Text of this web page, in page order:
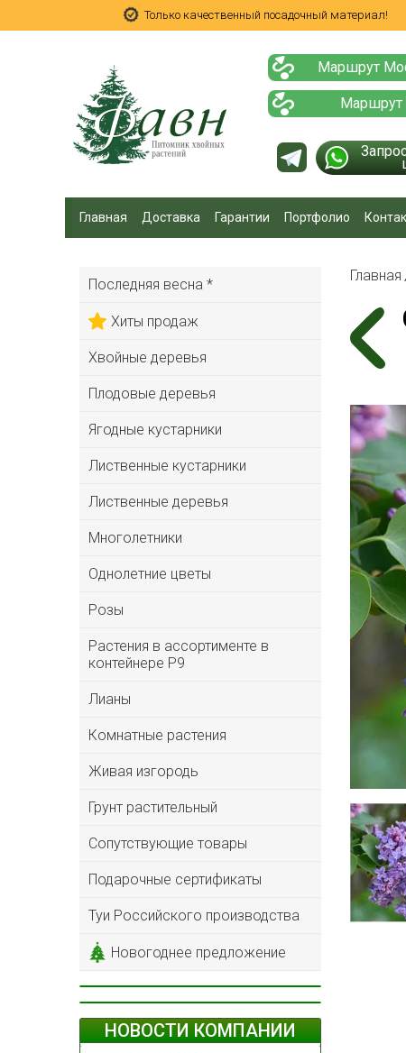
Только качественный посадочный материал!
Маршрут
Маршрут
Главная Доставка Гарантии Портфолио
Последняя весна *
Хиты продаж
Хвойные деревья
Плодовые деревья
Ягодные кустарники
Лиственные кустарники
Лиственные деревья
Многолетники
Однолетние цветы
Розы
Растения в ассортименте в
контейнере P9
Лианы
Комнатные растения
Живая изгородь
Грунт растительный
Сопутствующие товары
Подарочные сертификаты
Туи Российского производства
Новогоднее предложение
НОВОСТИ КОМПАНИИ
Главная